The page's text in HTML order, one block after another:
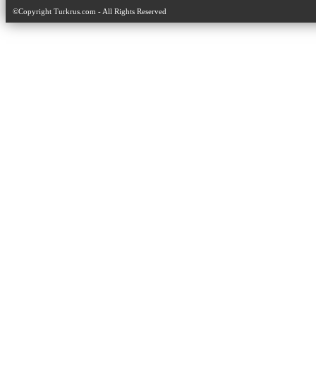
©Copyright Turkrus.com - All Rights Reserved